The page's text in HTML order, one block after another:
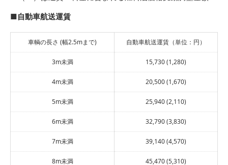
■自動車航送運賃
車輌の長さ (幅2.5mまで) 自動車航送運賃（単位：円）
3m未満 15,730 (1,280)
4m未満 20,500 (1,670)
5m未満 25,940 (2,110)
6m未満 32,790 (3,830)
7m未満 39,140 (4,570)
8m未満 45,470 (5,310)